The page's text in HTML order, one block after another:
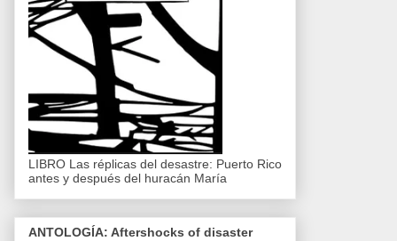
LIBRO Las réplicas del desastre: Puerto Rico
antes y después del huracán María
ANTOLOGÍA: Aftershocks of disaster